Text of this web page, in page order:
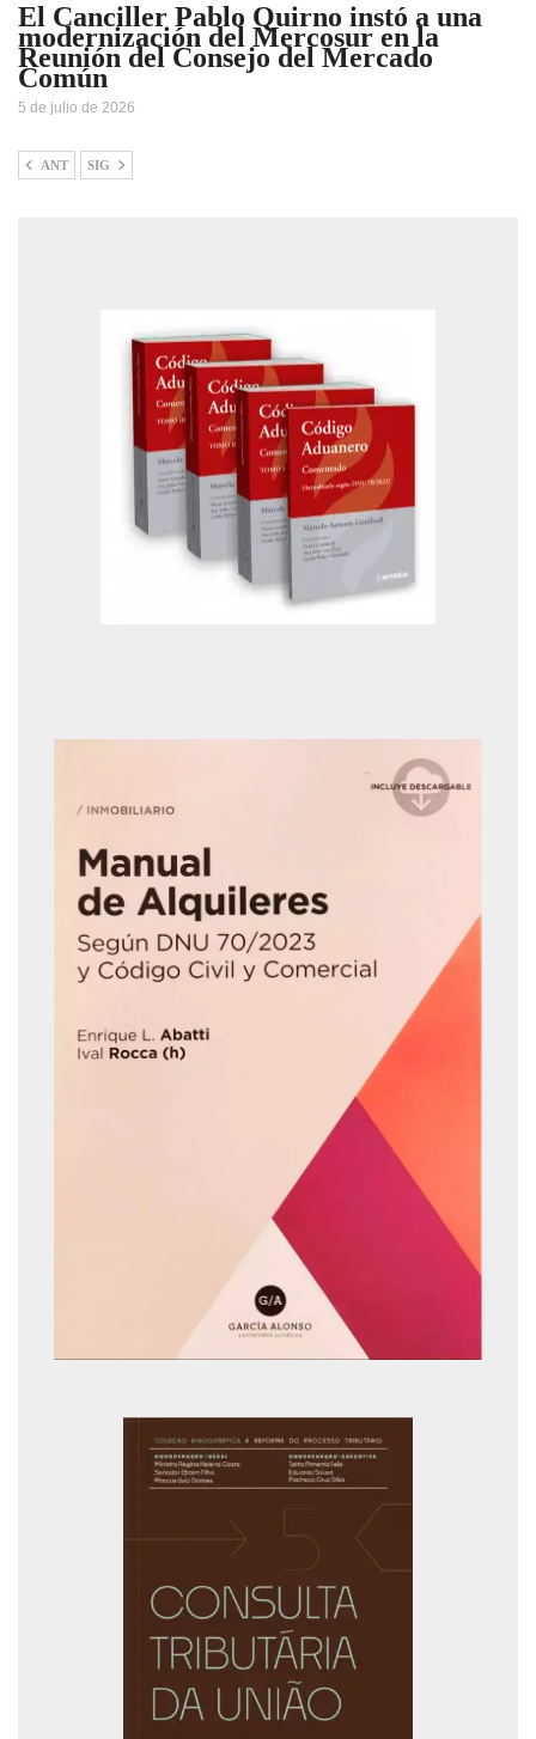
El Canciller Pablo Quirno instó a una
modernización del Mercosur en la
Reunión del Consejo del Mercado
Común
5 de julio de 2026
ANT SIG